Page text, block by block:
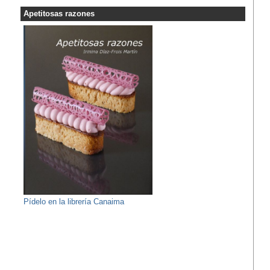
Apetitosas razones
Pídelo en la librería Canaima